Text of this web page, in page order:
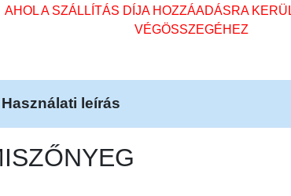
AHOL A SZÁLLÍTÁS DÍJA HOZZÁADÁSRA
VÉGÖSSZEGÉHEZ
Használati leírás